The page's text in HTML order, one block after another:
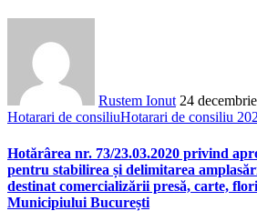
Rustem Ionut 24
Hotarari de consiliuHotarari de consiliu
Hotărârea nr. 73/23.03.2020 privind
pentru stabilirea și delimitarea
destinat comercializării presă, carte,
Municipiului București